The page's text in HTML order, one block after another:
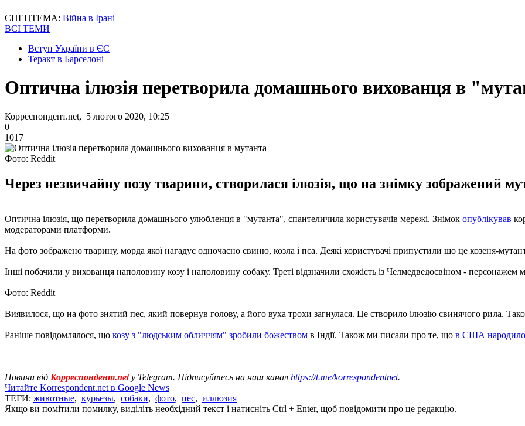
СПЕЦТЕМА: Війна в Ірані
ВСІ ТЕМИ
Вступ України в ЄС
Теракт в Барселоні
Оптична ілюзія перетворила домашнього вихованця в
Корреспондент.net, 5 лютого 2020, 10:25
0
1017
Фото: Reddit
Через незвичайну позу тварини, створилася ілюзія, що на знімку зображений
Оптична ілюзія, що перетворила домашнього улюбленця в "мутанта", спантеличила користувачів мережі. Знімок опублікував
модераторами платформи.
На фото зображено тварину, морда якої нагадує одночасно свиню, козла і пса. Деякі користувачі припустили що це козеня-
Інші побачили у вихованця наполовину козу і наполовину собаку. Треті відзначили схожість із Челмедведосвіном - персонажем
Фото: Reddit
Виявилося, що на фото знятий пес, який повернув голову, а його вуха трохи загнулася. Це створило ілюзію свинячого рила.
Раніше повідомлялося, що козу з "людським обличчям" зробили божеством в Індії. Також ми писали про те, що в США
Новини від Корреспондент.net у Telegram. Підписуйтесь на наш канал https://t.me/korrespondentnet.
Читайте Korrespondent.net в Google News
ТЕГИ: животные, курьезы, собаки, фото, пес, иллюзия
Якщо ви помітили помилку, виділіть необхідний текст і натисніть Ctrl + Enter, щоб повідомити про це редакцію.